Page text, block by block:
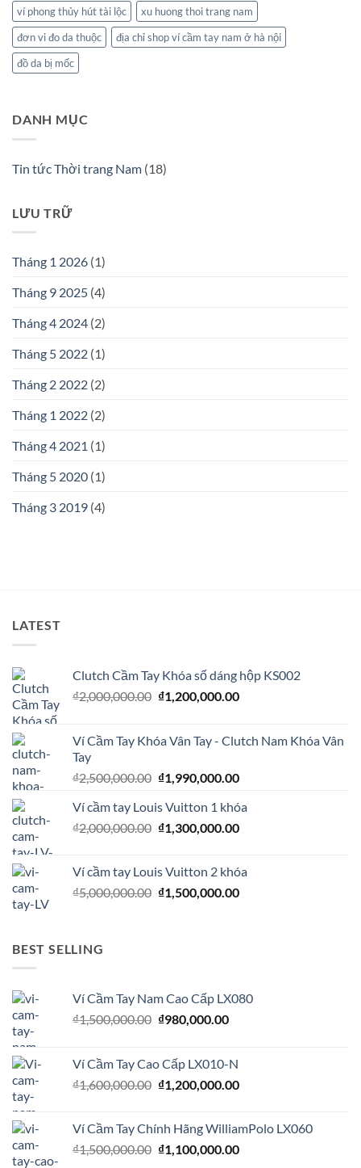
ví phong thủy hút tài lộc
xu huong thoi trang nam
đơn vi đo da thuộc
địa chỉ shop ví cầm tay nam ở hà nội
đồ da bị mốc
DANH MỤC
Tin tức Thời trang Nam (18)
LƯU TRỮ
Tháng 1 2026 (1)
Tháng 9 2025 (4)
Tháng 4 2024 (2)
Tháng 5 2022 (1)
Tháng 2 2022 (2)
Tháng 1 2022 (2)
Tháng 4 2021 (1)
Tháng 5 2020 (1)
Tháng 3 2019 (4)
LATEST
Clutch Cầm Tay Khóa số dáng hộp KS002
₫2,000,000.00 Giá
₫2,000,000.00.
₫1,200,000.00Giá
là:
Ví Cầm Tay Khóa Vân Tay - Clutch Nam Khóa Vân
Tay
₫2,500,000.00 Giá
là:
₫2,500,000.00.
₫1,990,000.00Giá
tại
là:
Ví cầm tay Louis Vuitton 1 khóa
₫2,000,000.00 Giá
₫2,000,000.00.
₫1,300,000.00Giá
là:
₫1,300,000.00.
Ví cầm tay Louis Vuitton 2 khóa
₫5,000,000.00 Giá
₫1,500,000.00Giá
BEST SELLING
Ví Cầm Tay Nam Cao Cấp LX080
₫1,500,000.00 Giá
₫1,500,000.00.
₫980,000.00Giá
là:
₫980,000.00.
Ví Cầm Tay Cao Cấp LX010-N
₫1,600,000.00 Giá
₫1,600,000.00.
₫1,200,000.00Giá
là:
₫1,200,000.00.
Ví Cầm Tay Chính Hãng WilliamPolo LX060
₫1,500,000.00 Giá
₫1,100,000.00Giá